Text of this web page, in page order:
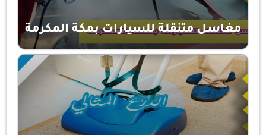
مغاسل متنقلة للسيارات بمكة المكرمة